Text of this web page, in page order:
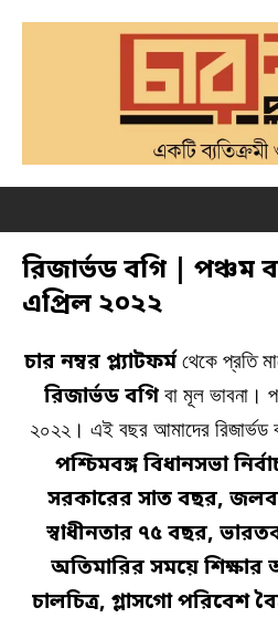
রিজার্ভড বগি | পঞ্চম
এপ্রিল ২০২২
চার নম্বর প্ল্যাটফর্মথেকে প্রতি
রিজার্ভড বগি বা মূল ভাবনা।
২০২২। এই বছর আমাদের রিজার্ভড
পশ্চিমবঙ্গ বিধানসভা
সরকারের সাত বছর,
স্বাধীনতার ৭৫ বছর,
অতিমারির সময়ে শিক্ষার
চালচিত্র, গ্লাসগো পরিবেশ